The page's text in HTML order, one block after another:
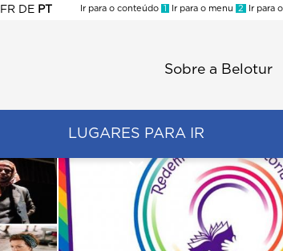
FR DE PT
Ir para o conteúdo 1 Ir para o menu 2 Ir para
Sobre a Belotur
LUGARES PARA IR